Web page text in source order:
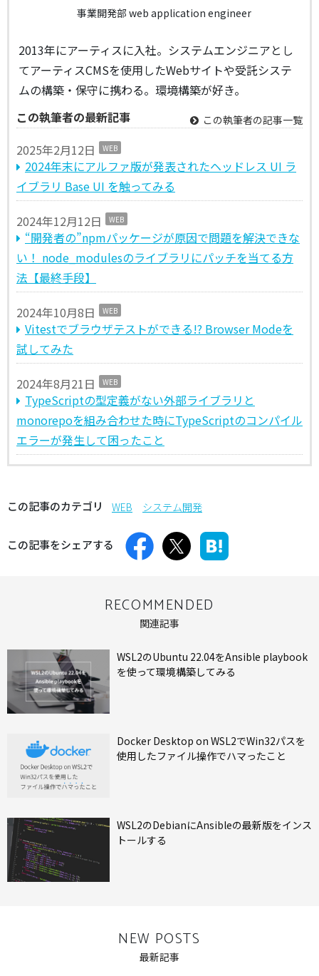
事業開発部 web application engineer
2013年にアーティスに入社。システムエンジニアとし
てアーティスCMSを使用したWebサイトや受託システ
ムの構築・保守に携わる。環境構築が好き。
この執筆者の最新記事
この執筆者の記事一覧
2025年2月12日 WEB
2024年末にアルファ版が発表されたヘッドレス UI ラ
イブラリ Base UI を触ってみる
2024年12月12日 WEB
“開発者の”npmパッケージが原因で問題を解決できな
い！ node_modulesのライブラリにパッチを当てる方
法【最終手段】
2024年10月8日 WEB
Vitestでブラウザテストができる!? Browser Modeを
試してみた
2024年8月21日 WEB
TypeScriptの型定義がない外部ライブラリと
monorepoを組み合わせた時にTypeScriptのコンパイル
エラーが発生して困ったこと
この記事のカテゴリ WEB システム開発
この記事をシェアする
RECOMMENDED
関連記事
WSL2のUbuntu 22.04をAnsible playbook
を使って環境構築してみる
Docker Desktop on WSL2でWin32パスを
使用したファイル操作でハマったこと
WSL2のDebianにAnsibleの最新版をインス
トールする
NEW POSTS
最新記事